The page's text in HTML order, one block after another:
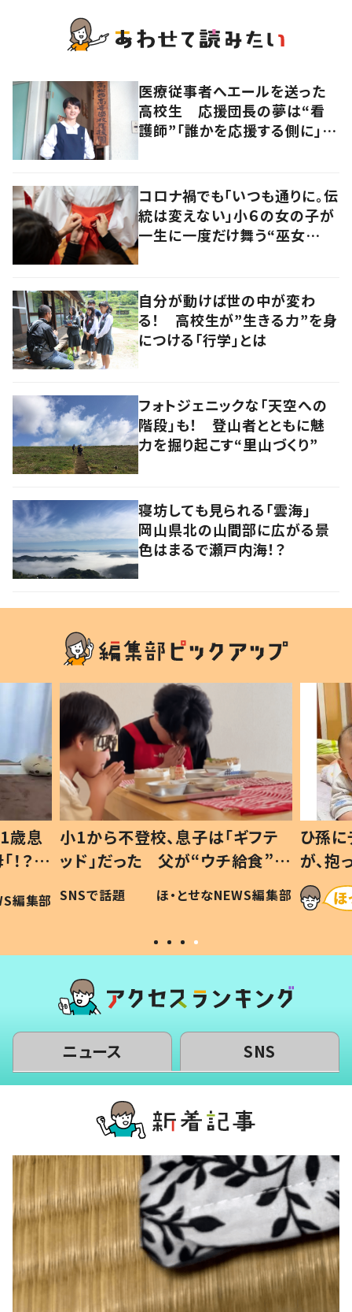
医療従事者へエールを送った
高校生 応援団長の夢は“看
護師”「誰かを応援する側に」
コロナ禍でも「いつも通りに。伝
統は変えない」小６の女の子が
一生に一度だけ舞う“巫女
自分が動けば世の中が変わ
る！ 高校生が”生きる力”を身
につける「行学」とは
フォトジェニックな「天空への
階段」も！ 登山者とともに魅
力を掘り起こす“里山づくり”
寝坊しても見られる「雲海」
岡山県北の山間部に広がる景
色はまるで瀬戸内海！？
歳息
？」
編集部
小1から不登校、息子は「ギフテ
ッド」だった 父が“ウチ給食”を
作り続ける理由とは #令和の親
#令和の子
SNSで話題 ほ・とせなNEWS編集部
ひ孫
が、
「涙が
い」
ニュース SNS